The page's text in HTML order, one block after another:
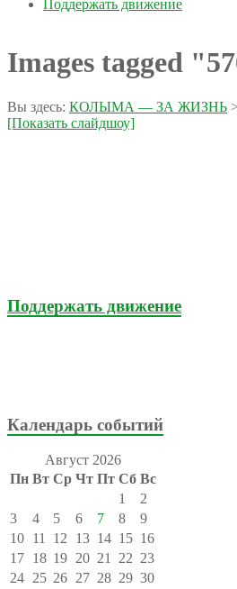
Поддержать движение
Images tagged
Вы здесь: КОЛЫМА — ЗА ЖИЗНЬ >
[Показать слайдшоу]
Поддержать движение
Календарь событий
Август 2026
Пн Вт Ср Чт Пт Сб Вс
1
2
3
4 5 6 7 8
9
10 11 12 13 14 15 16
17 18 19 20 21 22 23
24 25 26 27 28 29 30